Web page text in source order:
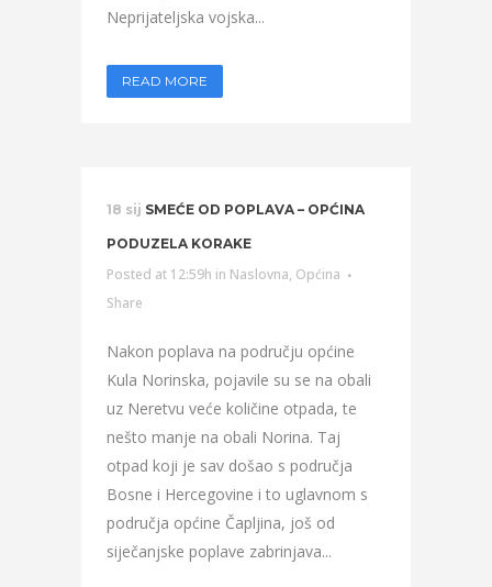
Neprijateljska vojska...
READ MORE
18 sij SMEĆE OD POPLAVA – OPĆINA
PODUZELA KORAKE
Posted at 12:59h in Naslovna, Općina
Share
Nakon poplava na području općine
Kula Norinska, pojavile su se na obali
uz Neretvu veće količine otpada, te
nešto manje na obali Norina. Taj
otpad koji je sav došao s područja
Bosne i Hercegovine i to uglavnom s
područja općine Čapljina, još od
siječanjske poplave zabrinjava...